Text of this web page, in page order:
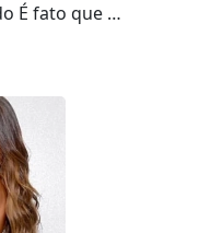
É fato que …